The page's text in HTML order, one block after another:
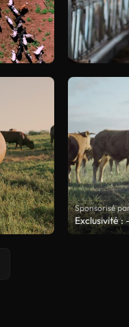
Sponsorisé
Exclusivité :